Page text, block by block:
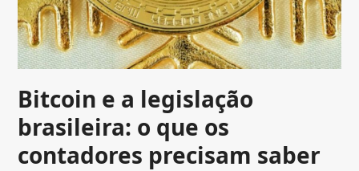
Bitcoin e a legislação
brasileira: o que os
contadores precisam saber